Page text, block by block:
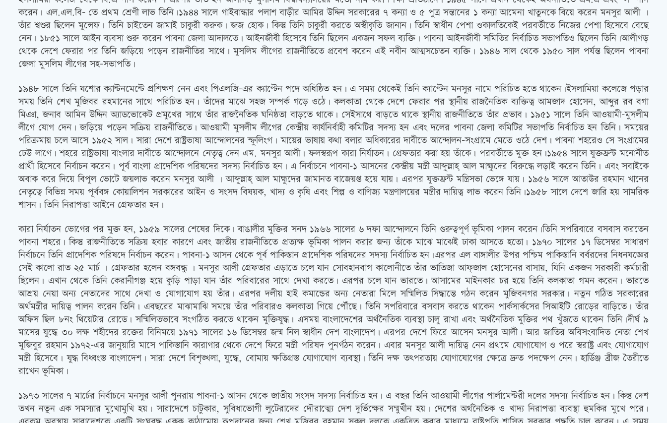
করেন। এল.এল.বি- তে প্রথম শ্রেণী লাভ তিনি।১৯৪৪ সালে গাইবান্ধার পলাশ বাড়ীর আমির উদ্দিন সরকারের ৭ কন্যা ও ৫ পুত্র সন্তানের ১ কন্যা আমেনা খাতুনকে বিয়ে করেন মনসুর আলী ।
তাঁর শ্বশুর ছিলেন মুন্সেফ। তিনি চাইতেন জামাই চাকুরী করুক। জজ হোক। কিন্তু তিনি চাকুরী করতে অস্বীকৃতি জানান। তিনি স্বাধীন পেশা ওকালতিকেই পরবর্তীতে নিজের পেশা হিসেবে বেছে
নেন। ১৮৫১ সালে আইন ব্যবসা শুরু করেন পাবনা জেলা আদালতে। আইনজীবী হিসেবে তিনি ছিলেন একজন সফল ব্যক্তি। পাবনা আইনজীবী সমিতির নির্বাচিত সভাপতিও ছিলেন তিনি।আলীগড়
থেকে দেশে ফেরার পর তিনি জড়িয়ে পড়েন রাজনীতির সাথে। মুসলিম লীগের রাজনীতিতে প্রবেশ করেন এই নবীন আত্মসচেতন ব্যক্তি। ১৯৪৬ সাল থেকে ১৯৫০ সাল পর্যন্ত ছিলেন পাবনা
জেলা মুসলিম লীগের সহ-সভাপতি।
১৯৪৮ সালে তিনি যশোর ক্যান্টনমেন্টে প্রশিক্ষণ নেন এবং পিএলজি-এর ক্যাপ্টেন পদে অধিষ্ঠিত হন। এ সময় থেকেই তিনি ক্যাপ্টেন মনসুর নামে পরিচিত হতে থাকেন।ইসলামিয়া কলেজে পড়ার
সময় তিনি শেখ মুজিবর রহমানের সাথে পরিচিত হন। তাঁদের মাঝে সহজ সম্পর্ক গড়ে ওঠে। কলকাতা থেকে দেশে ফেরার পর স্থানীয় রাজনৈতিক ব্যক্তিত্ব আমজাদ হোসেন, আব্দুর রব বগা
মিঞা, জনাব আমিন উদ্দিন অ্যাডভোকেট প্রমুখের সাথে তাঁর রাজনৈতিক ঘনিষ্ঠতা বাড়তে থাকে। সেইসাথে বাড়তে থাকে স্থানীয় রাজনীতিতে তাঁর প্রভাব। ১৯৫১ সালে তিনি আওয়ামী-মুসলীম
লীগে যোগ দেন। জড়িয়ে পড়েন সক্রিয় রাজনীতিতে। আওয়ামী মুসলীম লীগের কেন্দ্রীয় কার্যনির্বাহী কমিটির সদস্য হন এবং দলের পাবনা জেলা কমিটির সভাপতি নির্বাচিত হন তিনি। সময়ের
পরিক্রমায় চলে আসে ১৯৫২ সাল। সারা দেশে রাষ্ট্রভাষা আন্দোলনের স্ফুলিংগ। মায়ের ভাষায় কথা বলার অধিকারের দাবীতে আন্দোলন-সংগ্রামে মেতে ওঠে দেশ। পাবনা শহরেও সে সংগ্রামের
ঢেউ লাগে। শহরে রাষ্ট্রভাষা বাংলার দাবীতে আন্দোলনে নেতৃত্ব দেন এম. মনসুর আলী। ফলস্বরূপ কারা নির্যাতন। গ্রেফতার করা হয় তাঁকে। পরবর্তীতে মুক্ত হন।১৯৫৪ সালে যুক্তফ্রন্ট মনোনীত
প্রার্থী হিসেবে নির্বাচন করেন। পূর্ব বাংলা প্রাদেশিক পরিষদের সদস্য নির্বাচিত হন। এ নির্বাচনে পাবনা-১ আসনের কেন্দ্রীয় মন্ত্রী আব্দুল্লাহ্ আল মাহ্মুদের বিরুদ্ধে লড়াই করেন তিনি। এবং সবাইকে
অবাক করে দিয়ে বিপুল ভোটে জয়লাভ করেন মনসুর আলী । আব্দুল্লাহ্ আল মাহ্মুদের জামানত বাজেয়প্ত হয়ে যায়। এরপর যুক্তফ্রন্ট মন্ত্রিসভা ভেঙ্গে যায়। ১৯৫৬ সালে আতাউর রহমান খানের
নেতৃত্বে বিভিন্ন সময় পূর্ববঙ্গ কোয়ালিশন সরকারের আইন ও সংসদ বিষয়ক, খাদ্য ও কৃষি এবং শিল্প ও বাণিজ্য মন্ত্রণালয়ের মন্ত্রীর দায়িত্ব লাভ করেন তিনি।১৯৫৮ সালে দেশে জারি হয় সামরিক
শাসন। তিনি নিরাপত্তা আইনে গ্রেফতার হন।
কারা নির্যাতন ভোগের পর মুক্ত হন, ১৯৫৯ সালের শেষের দিকে। বাঙালীর মুক্তির সনদ ১৯৬৬ সালের ৬ দফা আন্দোলনে তিনি গুরুত্বপূর্ণ ভূমিকা পালন করেন।তিনি সপরিবারে বসবাস করতেন
পাবনা শহরে। কিন্তু রাজনীতিতে সক্রিয় হবার কারণে এবং জাতীয় রাজনীতিতে প্রত্যক্ষ ভূমিকা পালন করার জন্য তাঁকে মাঝে মাঝেই ঢাকা আসতে হতো। ১৯৭০ সালের ১৭ ডিসেম্বর সাধারণ
নির্বাচনে তিনি প্রাদেশিক পরিষদে নির্বাচন করেন। পাবনা-১ আসন থেকে পূর্ব পাকিস্তান প্রাদেশিক পরিষদের সদস্য নির্বাচিত হন।এরপর এল বাঙ্গালীর উপর পশ্চিম পাকিস্তানি বর্বরদের নিধনযজ্ঞের
সেই কালো রাত ২৫ মার্চ । গ্রেফতার হলেন বঙ্গবন্ধু । মনসুর আলী গ্রেফতার এড়াতে চলে যান সোবহানবাগ কালোনীতে তাঁর ভাতিজা আফ্জাল হোসেনের বাসায়, যিনি একজন সরকারী কর্মচারী
ছিলেন। এখান থেকে তিনি কেরানীগঞ্জ হয়ে কুড়ি পাড়া যান তাঁর পরিবারের সাথে দেখা করতে। এরপর চলে যান ভারতে। আসামের মাইনকার চর হয়ে তিনি কলকাতা গমন করেন। ভারতে
আশ্রয় নেয়া অন্য নেতাদের সাথে দেখা ও যোগাযোগ হয় তাঁর। এরপর দলীয় হাই কমান্ডের অন্য নেতারা মিলে সম্মিলিত সিদ্ধান্তে গঠন করেন মুজিবনগর সরকার। নতুন গঠিত সরকারের
অর্থমন্ত্রীর দায়িত্ব পালন করেন তিনি। এবছরের মাঝামাঝি সময়ে তাঁর পরিবারও কলকাতা গিয়ে পৌঁছে। তিনি সপরিবারে বসবাস করতে থাকেন পার্কসার্কসের সিআইটি রোড়ের বাড়িতে। তাঁর
অফিস ছিল ৮নং থিয়েটার রোডে। সম্মিলিতভাবে সংগঠিত করতে থাকেন মুক্তিযুদ্ধ। এসময় বাংলাদেশের অর্থনৈতিক ব্যবস্থা চালু রাখা এবং অর্থনৈতিক মুক্তির পথ খুঁজতে থাকেন তিনি।দীর্ঘ ৯
মাসের যুদ্ধে ৩০ লক্ষ শহীদের রক্তের বিনিময়ে ১৯৭১ সালের ১৬ ডিসেম্বর জন্ম নিল স্বাধীন দেশ বাংলাদেশ। এরপর দেশে ফিরে আসেন মনসুর আলী। আর জাতির অবিসংবাদিত নেতা শেখ
মুজিবুর রহমান ১৯৭২-এর জানুয়ারি মাসে পাকিস্তানি কারাগার থেকে দেশে ফিরে মন্ত্রী পরিষদ পুনর্গঠন করেন। এবার মনসুর আলী দায়িত্ব নেন প্রথমে যোগাযোগ ও পরে স্বরাষ্ট্র এবং যোগাযোগ
মন্ত্রী হিসেবে। যুদ্ধ বিধ্বংস্ত বাংলাদেশ। সারা দেশে বিশৃঙ্খলা, যুদ্ধে, বোমায় ক্ষতিগ্রস্ত যোগাযোগ ব্যবস্থা। তিনি দক্ষ তত্‍পরতায় যোগাযোগের ক্ষেত্রে দ্রুত পদক্ষেপ নেন। হার্ডিঞ্জ ব্রীজ তৈরীতে
রাখেন ভূমিকা।
১৯৭৩ সালের ৭ মার্চের নির্বাচনে মনসুর আলী পুনরায় পাবনা-১ আসন থেকে জাতীয় সংসদ সদস্য নির্বাচিত হন। এ বছর তিনি আওয়ামী লীগের পার্লামেন্টরী দলের সদস্য নির্বাচিত হন। কিন্তু দেশ
তখন নতুন এক সমস্যার মুখোমুখি হয়। সারাদেশে চাটুকার, সুবিধাভোগী লুটেরাদের দৌরাত্ম্যে দেশ দুর্ভিক্ষের সম্মুখীন হয়। দেশের অর্থনৈতিক ও খাদ্য নিরাপত্তা ব্যবস্থা হুমকির মুখে পরে।